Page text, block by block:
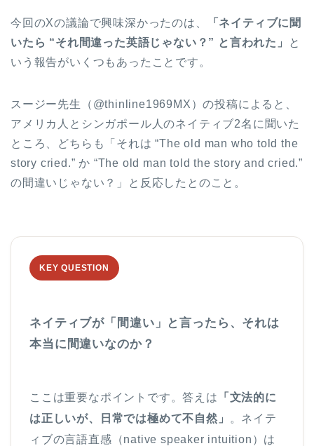
今回のXの議論で興味深かったのは、
「ネイティブに聞
いたら “それ間違った英語じゃない？” と言われた」
と
いう報告がいくつもあったことです。
スージー先生（@thinline1969MX）の投稿によると、
アメリカ人とシンガポール人のネイティブ2名に聞いた
ところ、どちらも「それは “The old man who told the
story cried.” か “The old man told the story and cried.”
の間違いじゃない？」と反応したとのこと。
KEY QUESTION
ネイティブが「間違い」と言ったら、それは
本当に間違いなのか？
ここは重要なポイントです。答えは
「文法的に
は正しいが、日常では極めて不自然」
。ネイテ
ィブの言語直感（native speaker intuition）は